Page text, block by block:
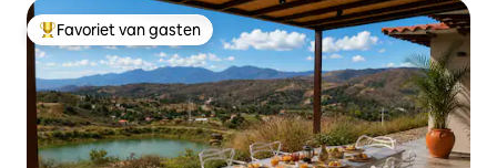
Topfavoriet van gasten
Favoriet van gasten